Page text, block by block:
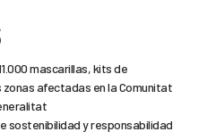
mascarillas, kits de
afectadas en la Comunitat
sostenibilidad y responsabilidad